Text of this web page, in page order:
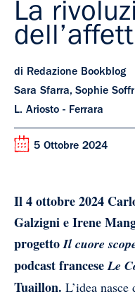
La
di Redazione Bookblog
Sara Sfarra, Sophie
L. Ariosto - Ferrara
5 Ottobre 2024
Il 4 ottobre 2024
Galzigni e Irene
progettoIl cuore
podcast franceseLe
Tuaillon. L’idea